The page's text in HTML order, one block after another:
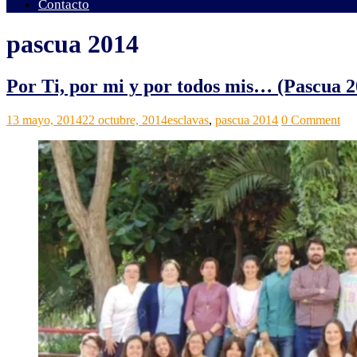
Contacto
pascua 2014
Por Ti, por mi y por todos mis… (Pascua
Grupos
Noticias
13 mayo, 201422 octubre, 2014esclavas, pascua 2014 0 Comment